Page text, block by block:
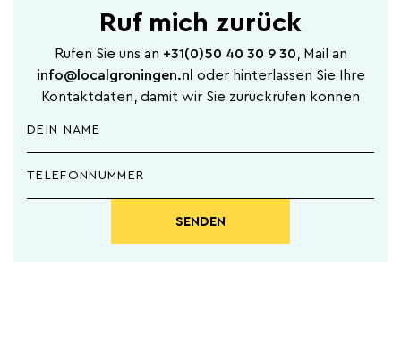
Ruf mich zurück
Rufen Sie uns an +31(0)50 40 30 9 30 , Mail an
info@localgroningen.nl oder hinterlassen Sie Ihre
Kontaktdaten, damit wir Sie zurückrufen können
SENDEN